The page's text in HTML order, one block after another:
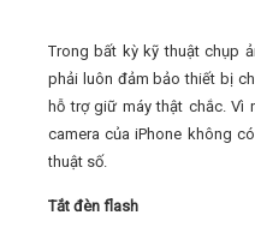
Trong bất kỳ kỹ thuật chụp
phải luôn đảm bảo thiết bị
hỗ trợ giữ máy thật chắc. Vì
camera của iPhone không
thuật số.
Tắt đèn flash